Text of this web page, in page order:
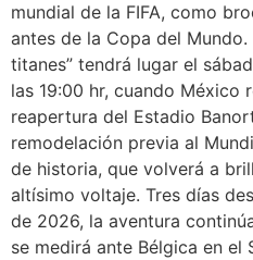
mundial de la FIFA, como
antes de la Copa del
titanes” tendrá lugar el
las 19:00 hr, cuando México
reapertura del Estadio
remodelación previa al
de historia, que volverá a
altísimo voltaje. Tres días
de 2026, la aventura
se medirá ante Bélgica en el